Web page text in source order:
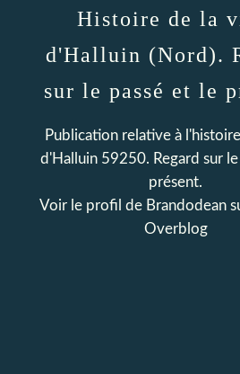
Histoire de la
d'Halluin (Nord).
sur le passé et le
Publication relative à
d'Halluin 59250. Regard sur
présent.
Voir le profil de Brandodean
Overblog